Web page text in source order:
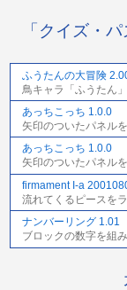
「クイズ・
ふうたんの大冒険
鳥キャラ「ふうたん
あっちこっち 1.0.0
矢印のついたパネル
あっちこっち 1.0.0
矢印のついたパネル
firmament I-a
流れてくるピースを
ナンバーリング 1.01
ブロックの数字を組